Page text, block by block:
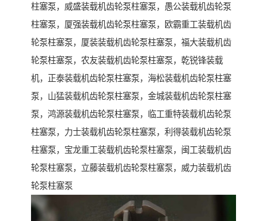
柱塞泵，威盛装载机齿轮泵柱塞泵，愚公装载机齿轮泵
柱塞泵，厦强装载机齿轮泵柱塞泵，欧霸重工装载机齿
轮泵柱塞泵，厦装装载机齿轮泵柱塞泵，福大装载机齿
轮泵柱塞泵，农友装载机齿轮泵柱塞泵，乾锐锋装载
机，正泰装载机齿轮泵柱塞泵，海松装载机齿轮泵柱塞
泵，山猛装载机齿轮泵柱塞泵，金城装载机齿轮泵柱塞
泵，鸿源装载机齿轮泵柱塞泵，临工重特装载机齿轮泵
柱塞泵，力士装载机齿轮泵柱塞泵，利得装载机齿轮泵
柱塞泵，宝龙重工装载机齿轮泵柱塞泵，闽工装载机齿
轮泵柱塞泵，立藤装载机齿轮泵柱塞泵，威力装载机齿
轮泵柱塞泵